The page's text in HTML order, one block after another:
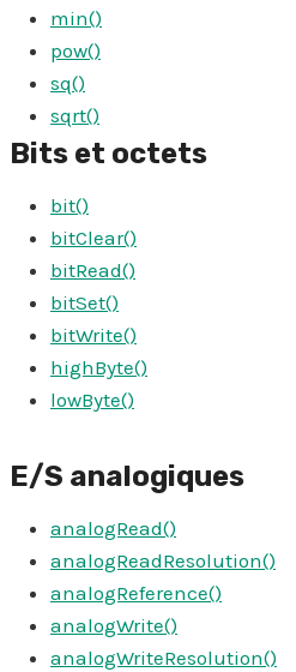
min()
pow()
sq()
sqrt()
Bits et octets
bit()
bitClear()
bitRead()
bitSet()
bitWrite()
highByte()
lowByte()
E/S analogiques
analogRead()
analogReadResolution()
analogReference()
analogWrite()
analogWriteResolution()